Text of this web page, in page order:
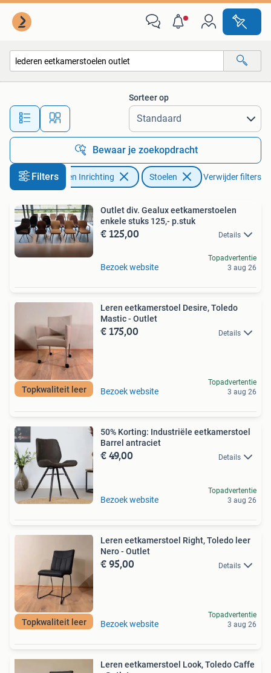
Alle afstanden…
Sorteer op
Bewaar je zoekopdracht
FiltersHuis en Inrichting Stoelen Verwijder filters
Outlet div. Gealux eetkamerstoelen
enkele stuks 125,- p.stuk
€ 125,00 Details
Bezoek website
Topadvertentie
3 aug 26
Topkwaliteit leer
Leren eetkamerstoel Desire, Toledo
Mastic - Outlet
€ 175,00 Details
Bezoek website
Topadvertentie
3 aug 26
50% Korting: Industriële eetkamerstoel
Barrel antraciet
€ 49,00 Details
Bezoek website
Topadvertentie
3 aug 26
Topkwaliteit leer
Leren eetkamerstoel Right, Toledo leer
Nero - Outlet
€ 95,00 Details
Bezoek website
Topadvertentie
3 aug 26
Leren eetkamerstoel Look, Toledo Caffe